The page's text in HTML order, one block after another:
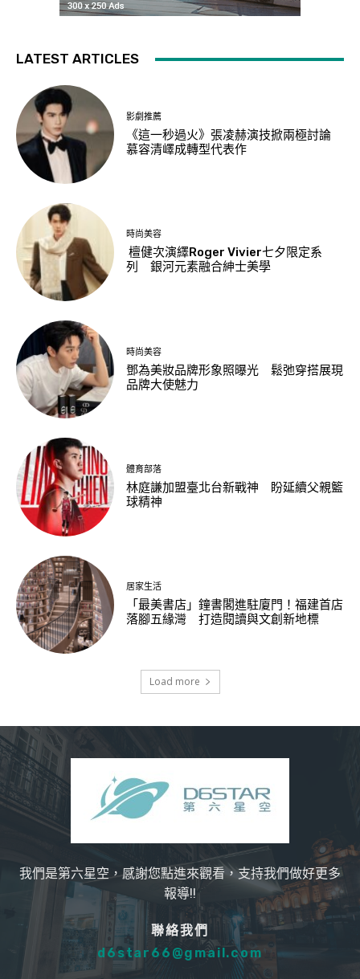
LATEST ARTICLES
影劇推薦
《這一秒過火》張凌赫演技掀兩極討論
慕容清嶧成轉型代表作
時尚美容
檀健次演繹Roger Vivier七夕限定系
列 銀河元素融合紳士美學
時尚美容
鄧為美妝品牌形象照曝光 鬆弛穿搭展現
品牌大使魅力
體育部落
林庭謙加盟臺北台新戰神 盼延續父親籃
球精神
居家生活
「最美書店」鐘書閣進駐廈門！福建首店
落腳五緣灣 打造閱讀與文創新地標
Load more
我們是第六星空，感謝您點進來觀看，支持我們做好更多
報導!!
聯絡我們
d6star66@gmail.com